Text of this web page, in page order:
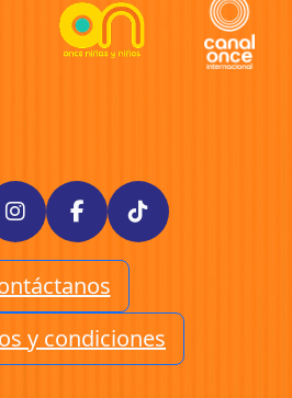
y condiciones